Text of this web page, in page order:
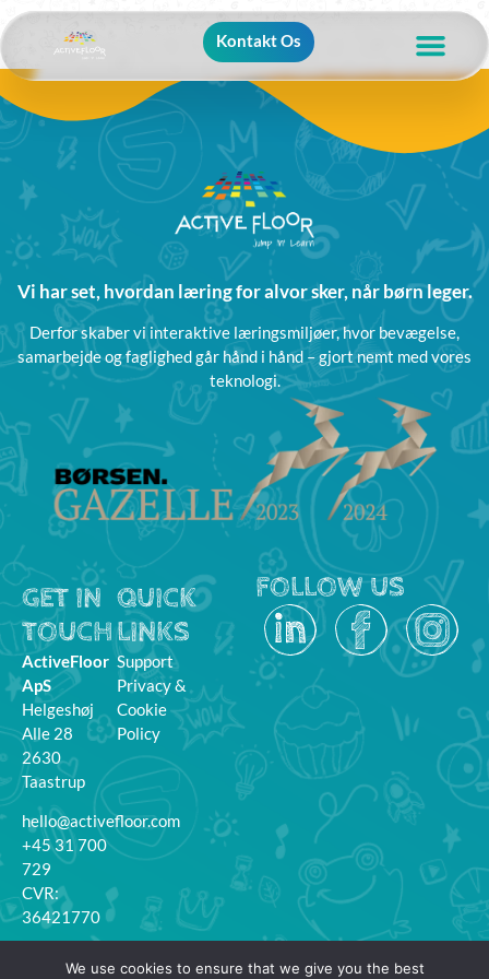
Kontakt Os
Vi har set, hvordan læring for alvor sker, når børn leger.
Derfor skaber vi interaktive læringsmiljøer, hvor bevægelse,
samarbejde og faglighed går hånd i hånd – gjort nemt med vores
teknologi.
GET IN
TOUCH
ActiveFloor
ApS
Helgeshøj
Alle 28
2630
Taastrup
hello@activefloor.com
+45 31 700
729
CVR:
36421770
QUICK
LINKS
Support
Privacy &
Cookie
Policy
MyFloor
FOLLOW US
We use cookies to ensure that we give you the best